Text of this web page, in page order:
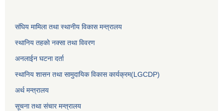
संघिय मामिला तथा स्थानीय विकास मन्त्रालय
स्थानिय तहकाे नक्सा तथा विवरण
अनलाईन घटना दर्ता
स्थानिय शासन तथा सामुदायिक विकास कार्यक्रम(LGCDP)
अर्थ मन्त्रालय
सूचना तथा संचार मन्त्रालय